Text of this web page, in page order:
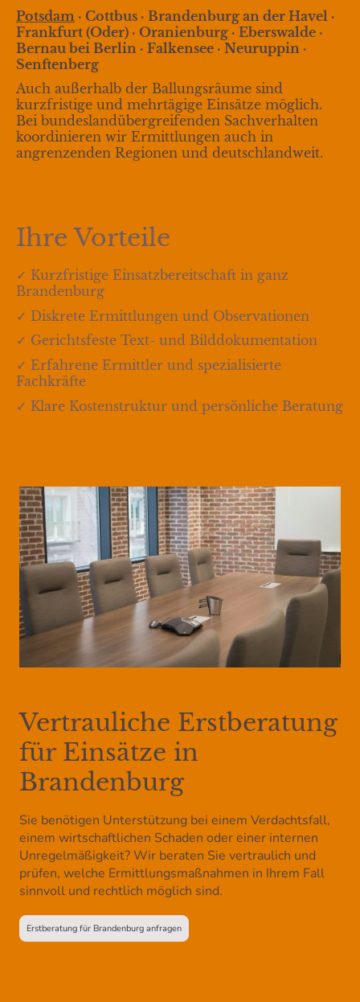
Potsdam · Cottbus · Brandenburg an der Havel ·
Frankfurt (Oder) · Oranienburg · Eberswalde ·
Bernau bei Berlin · Falkensee · Neuruppin ·
Senftenberg
Auch außerhalb der Ballungsräume sind
kurzfristige und mehrtägige Einsätze möglich.
Bei bundeslandübergreifenden Sachverhalten
koordinieren wir Ermittlungen auch in
angrenzenden Regionen und deutschlandweit.
Ihre Vorteile
✓ Kurzfristige Einsatzbereitschaft in ganz
Brandenburg
✓ Diskrete Ermittlungen und Observationen
✓ Gerichtsfeste Text- und Bilddokumentation
✓ Erfahrene Ermittler und spezialisierte
Fachkräfte
✓ Klare Kostenstruktur und persönliche Beratung
Vertrauliche Erstberatung
für Einsätze in
Brandenburg
Sie benötigen Unterstützung bei einem Verdachtsfall,
einem wirtschaftlichen Schaden oder einer internen
Unregelmäßigkeit? Wir beraten Sie vertraulich und
prüfen, welche Ermittlungsmaßnahmen in Ihrem Fall
sinnvoll und rechtlich möglich sind.
Erstberatung für Brandenburg anfragen